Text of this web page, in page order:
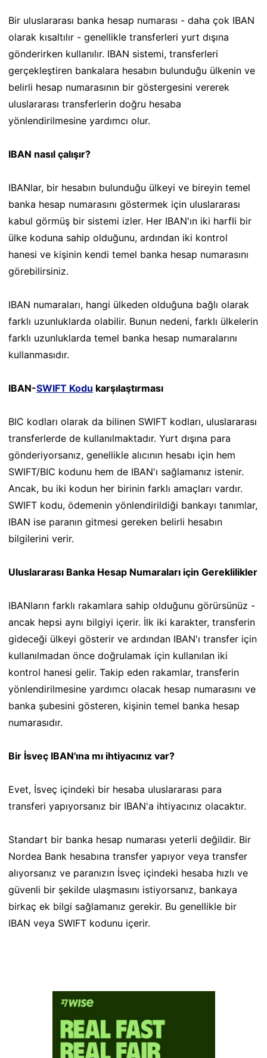
Bir uluslararası banka hesap numarası - daha çok IBAN
olarak kısaltılır - genellikle transferleri yurt dışına
gönderirken kullanılır. IBAN sistemi, transferleri
gerçekleştiren bankalara hesabın bulunduğu ülkenin ve
belirli hesap numarasının bir göstergesini vererek
uluslararası transferlerin doğru hesaba
yönlendirilmesine yardımcı olur.
IBAN nasıl çalışır?
IBANlar, bir hesabın bulunduğu ülkeyi ve bireyin temel
banka hesap numarasını göstermek için uluslararası
kabul görmüş bir sistemi izler. Her IBAN'ın iki harfli bir
ülke koduna sahip olduğunu, ardından iki kontrol
hanesi ve kişinin kendi temel banka hesap numarasını
görebilirsiniz.
IBAN numaraları, hangi ülkeden olduğuna bağlı olarak
farklı uzunluklarda olabilir. Bunun nedeni, farklı ülkelerin
farklı uzunluklarda temel banka hesap numaralarını
kullanmasıdır.
IBAN-SWIFT Kodu karşılaştırması
BIC kodları olarak da bilinen SWIFT kodları, uluslararası
transferlerde de kullanılmaktadır. Yurt dışına para
gönderiyorsanız, genellikle alıcının hesabı için hem
SWIFT/BIC kodunu hem de IBAN'ı sağlamanız istenir.
Ancak, bu iki kodun her birinin farklı amaçları vardır.
SWIFT kodu, ödemenin yönlendirildiği bankayı tanımlar,
IBAN ise paranın gitmesi gereken belirli hesabın
bilgilerini verir.
Uluslararası Banka Hesap Numaraları için Gereklilikler
IBANların farklı rakamlara sahip olduğunu görürsünüz -
ancak hepsi aynı bilgiyi içerir. İlk iki karakter, transferin
gideceği ülkeyi gösterir ve ardından IBAN'ı transfer için
kullanılmadan önce doğrulamak için kullanılan iki
kontrol hanesi gelir. Takip eden rakamlar, transferin
yönlendirilmesine yardımcı olacak hesap numarasını ve
banka şubesini gösteren, kişinin temel banka hesap
numarasıdır.
Bir İsveç IBAN'ına mı ihtiyacınız var?
Evet, İsveç içindeki bir hesaba uluslararası para
transferi yapıyorsanız bir IBAN'a ihtiyacınız olacaktır.
Standart bir banka hesap numarası yeterli değildir. Bir
Nordea Bank hesabına transfer yapıyor veya transfer
alıyorsanız ve paranızın İsveç içindeki hesaba hızlı ve
güvenli bir şekilde ulaşmasını istiyorsanız, bankaya
birkaç ek bilgi sağlamanız gerekir. Bu genellikle bir
IBAN veya SWIFT kodunu içerir.